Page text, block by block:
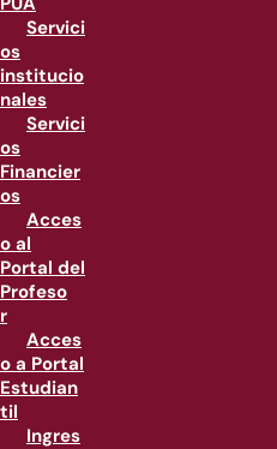
Servici
os
institucio
nales
Servici
os
Financier
os
Acces
o al
Portal del
Profeso
r
Acces
o a Portal
Estudian
til
Ingres